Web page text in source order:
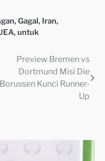
, Gagal, Iran,
, untuk
Preview Bremen vs
Dortmund Misi Die
Borussen Kunci Runner-
Up